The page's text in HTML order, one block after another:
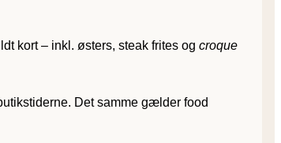
kort – inkl. østers, steak frites og croque
Det samme gælder food